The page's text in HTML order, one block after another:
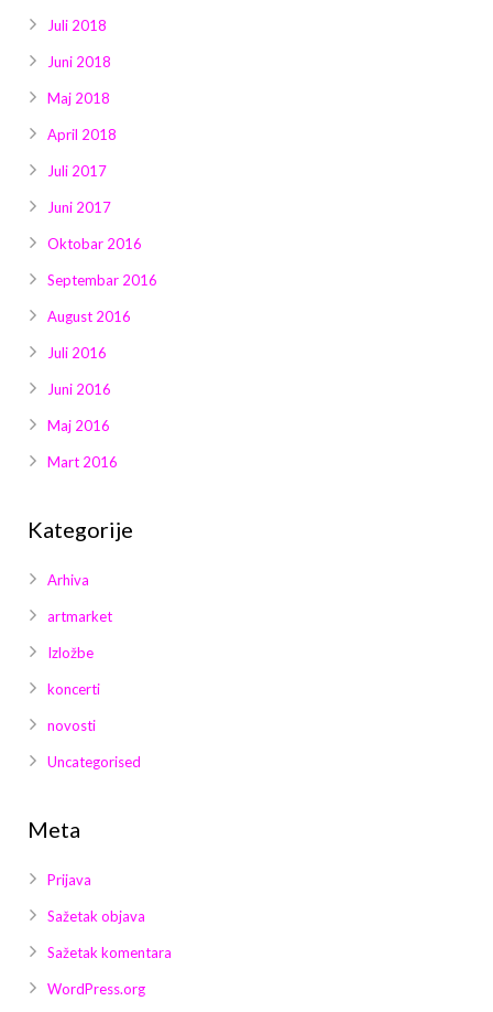
Juli 2018
Juni 2018
Maj 2018
April 2018
Juli 2017
Juni 2017
Oktobar 2016
Septembar 2016
August 2016
Juli 2016
Juni 2016
Maj 2016
Mart 2016
Kategorije
Arhiva
artmarket
Izložbe
koncerti
novosti
Uncategorised
Meta
Prijava
Sažetak objava
Sažetak komentara
WordPress.org